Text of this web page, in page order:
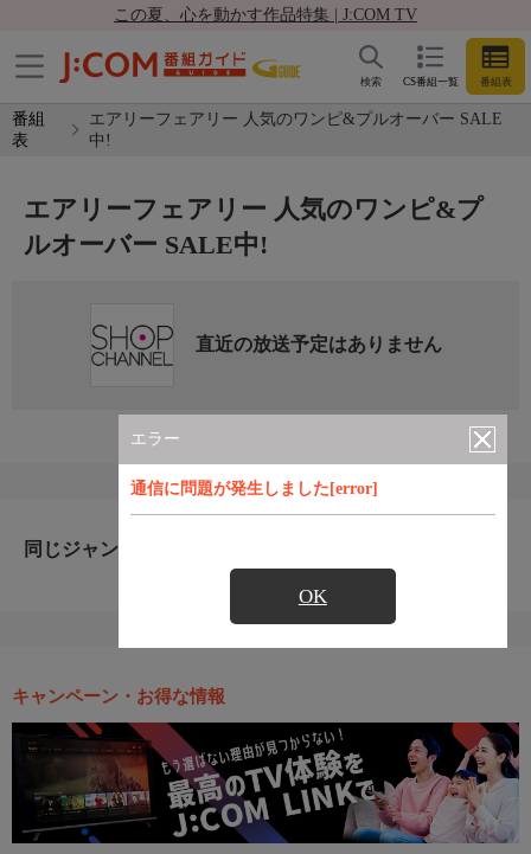
この夏、心を動かす作品特集 | J:COM TV
CS番組一覧 番組表
検索
番組
表
エアリーフェアリー 人気のワンピ&プルオーバー SALE
中!
エラー
通信に問題が発生しました[error]
OK
エアリーフェアリー 人気のワンピ&プ
ルオーバー SALE中!
直近の放送予定はありません
同じジャンルのおすすめ番組
キャンペーン・お得な情報